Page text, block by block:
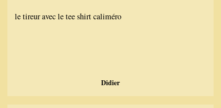
le tireur avec le tee shirt caliméro
Didier